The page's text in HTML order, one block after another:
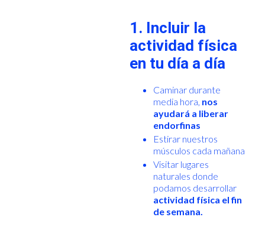
1. Incluir la
actividad física
en tu día a día
Caminar durante
media hora, nos
ayudará a liberar
endorfinas
Estirar nuestros
músculos cada mañana
Visitar lugares
naturales donde
podamos desarrollar
actividad física el fin
de semana.